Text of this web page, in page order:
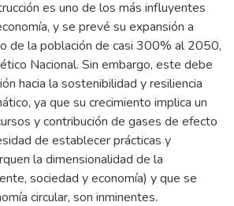
es uno de los más influyentes
y se prevé su expansión a
de la población de casi 300% al 2050,
Nacional. Sin embargo, este debe
hacia la sostenibilidad y resiliencia
ya que su crecimiento implica un
y contribución de gases de efecto
de establecer prácticas y
la dimensionalidad de la
sociedad y economía) y que se
circular, son inminentes.